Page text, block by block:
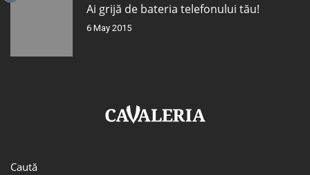
Ai grijă de bateria telefonului tău!
6 May 2015
Caută